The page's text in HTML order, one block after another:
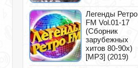
Легенды Ретро
FM Vol.01-17
(Сборник
зарубежных
хитов 80-90х)
[MP3] (2019)